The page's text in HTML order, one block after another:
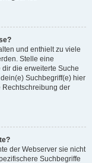
und enthielt zu viele
Stelle eine
die erweiterte Suche
Suchbegriff(e) hier
Rechtschreibung der
der Webserver sie nicht
Suchbegriffe